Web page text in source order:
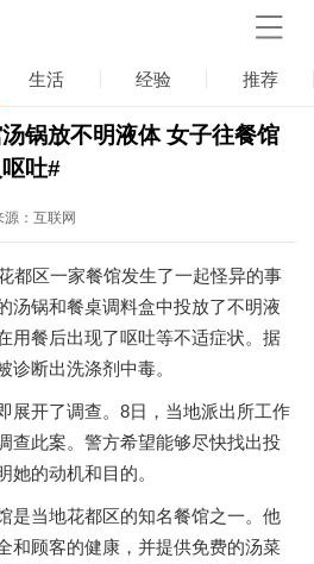
生活 经验 推荐
锅放不明液体 女子往餐馆
吐#
源：互联网
区一家餐馆发生了一起怪异的事
汤锅和餐桌调料盒中投放了不明液
用餐后出现了呕吐等不适症状。据
诊断出洗涤剂中毒。
开了调查。8日，当地派出所工作
查此案。警方希望能够尽快找出投
她的动机和目的。
当地花都区的知名餐馆之一。他
和顾客的健康，并提供免费的汤菜